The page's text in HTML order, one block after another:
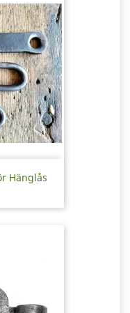
Hänglås